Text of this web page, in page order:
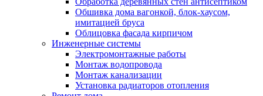
Обшивка дома вагонкой, блок-хаусом,
имитацией бруса
Облицовка фасада кирпичом
Инженерные системы
Электромонтажные работы
Монтаж водопровода
Монтаж канализации
Установка радиаторов отопления